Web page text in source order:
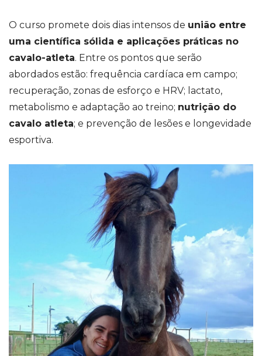
O curso promete dois dias intensos de união entre
uma científica sólida e aplicações práticas no
cavalo-atleta. Entre os pontos que serão
abordados estão: frequência cardíaca em campo;
recuperação, zonas de esforço e HRV; lactato,
metabolismo e adaptação ao treino; nutrição do
cavalo atleta; e prevenção de lesões e longevidade
esportiva.